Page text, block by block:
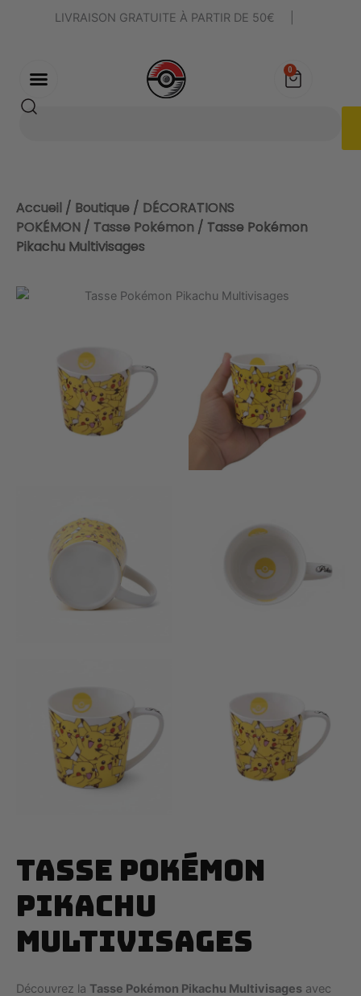
LIVRAISON GRATUITE À PARTIR DE 50€
0
Panier
Rechercher
Accueil / Boutique / DÉCORATIONS
POKÉMON / Tasse Pokémon / Tasse Pokémon
Pikachu Multivisages
Tasse Pokémon
Pikachu
Multivisages
Découvrez la Tasse Pokémon Pikachu Multivisages avec